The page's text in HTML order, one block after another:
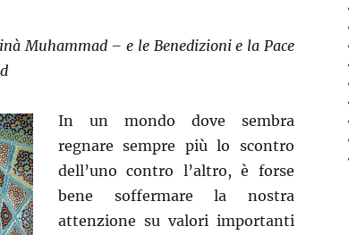
Muhammad – e le Benedizioni e la Pace
In un mondo dove sembra
regnare sempre più lo scontro
dell’uno contro l’altro, è forse
bene soffermare la nostra
attenzione su valori importanti